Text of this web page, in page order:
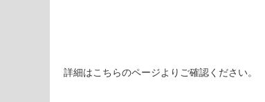
詳細はこちらのページよりご確認ください。